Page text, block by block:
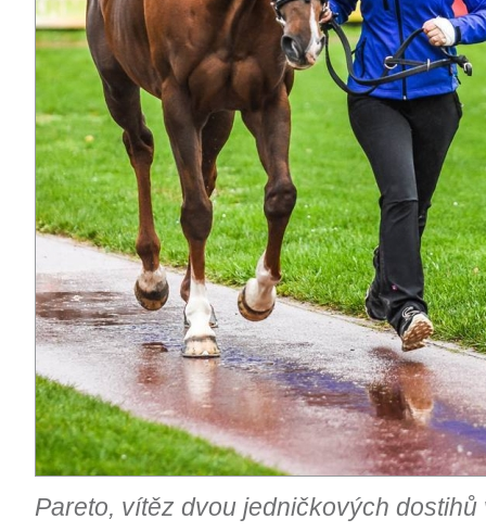
Pareto, vítěz dvou jedničkových